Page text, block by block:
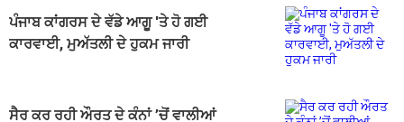
ਪੰਜਾਬ ਕਾਂਗਰਸ ਦੇ ਵੱਡੇ ਆਗੂ 'ਤੇ ਹੋ ਗਈ
ਕਾਰਵਾਈ, ਮੁਅੱਤਲੀ ਦੇ ਹੁਕਮ ਜਾਰੀ
ਸੈਰ ਕਰ ਰਹੀ ਔਰਤ ਦੇ ਕੰਨਾਂ ’ਚੋਂ ਵਾਲੀਆਂ